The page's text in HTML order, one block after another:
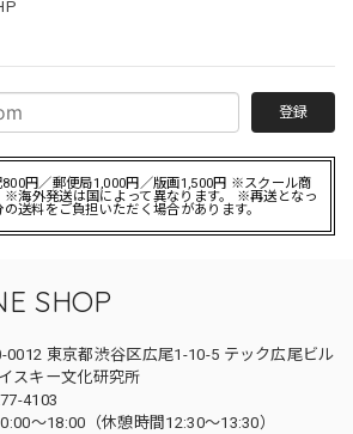
登録
円／郵便局1,000円／版画1,500円 ※スクール商
※海外発送は国によって異なります。 ※再送となっ
送料をご負担いただく場合があります。
SHOP
0012 東京都渋谷区広尾1-10-5 テック広尾ビル
スキー文化研究所
4103
～18:00（休憩時間12:30～13:30）